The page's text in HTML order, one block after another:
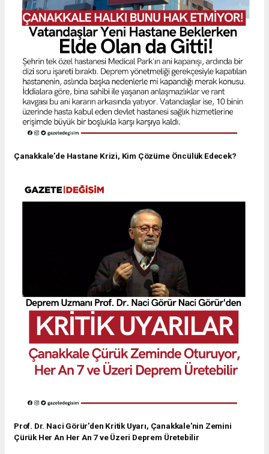
Çanakkale’de Hastane Krizi, Kim Çözüme Öncülük Edecek?
Prof. Dr. Naci Görür’den Kritik Uyarı, Çanakkale'nin Zemini
Çürük Her An Her An 7 ve Üzeri Deprem Üretebilir